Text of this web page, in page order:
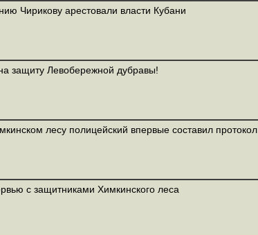
Чирикову арестовали власти Кубани
защиту Левобережной дубравы!
лесу полицейский впервые составил протокол
с защитниками Химкинского леса